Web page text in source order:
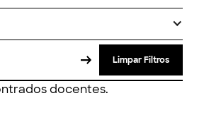
Limpar Filtros
docentes.